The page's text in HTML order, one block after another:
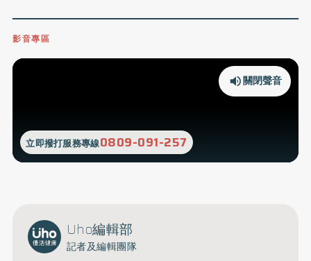
影音專區
立即撥打服務專線0809-091-257
關閉聲音
Uho編輯部
記者及編輯團隊